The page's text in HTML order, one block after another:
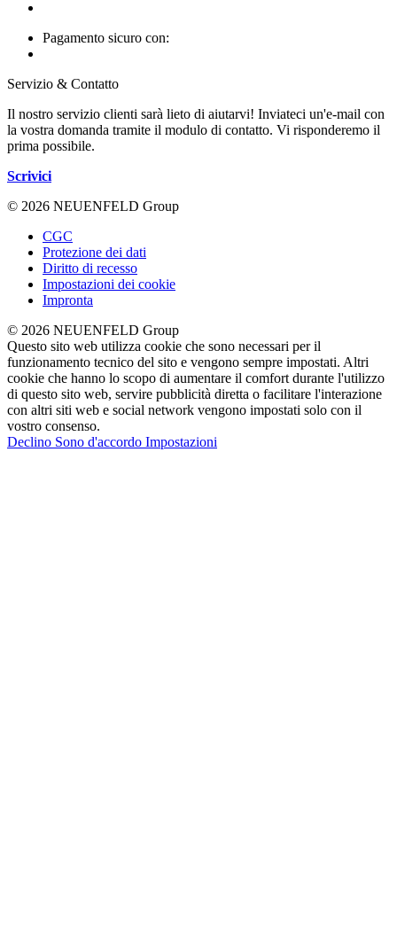
Pagamento sicuro con:
Servizio & Contatto
Il nostro servizio clienti sarà lieto di aiutarvi! Inviateci un'e-mail con
la vostra domanda tramite il modulo di contatto. Vi risponderemo il
prima possibile.
Scrivici
© 2026 NEUENFELD Group
CGC
Protezione dei dati
Diritto di recesso
Impostazioni dei cookie
Impronta
© 2026 NEUENFELD Group
Questo sito web utilizza cookie che sono necessari per il
funzionamento tecnico del sito e vengono sempre impostati. Altri
cookie che hanno lo scopo di aumentare il comfort durante l'utilizzo
di questo sito web, servire pubblicità diretta o facilitare l'interazione
con altri siti web e social network vengono impostati solo con il
vostro consenso.
Declino Sono d'accordo Impostazioni